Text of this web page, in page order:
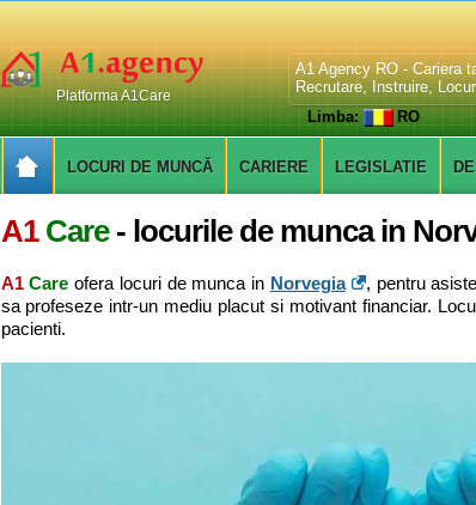
Platforma A1Care
A1 Agency RO - Cariera
Recrutare, Instruire,
Limba:
RO
LOCURI DE MUNCĂ CARIERE LEGISLATIE
A1 Care- locurile de munca in
A1 Care ofera locuri de munca in Norvegia
, pentru
sa profeseze intr-un mediu placut si motivant financiar.
pacienti.